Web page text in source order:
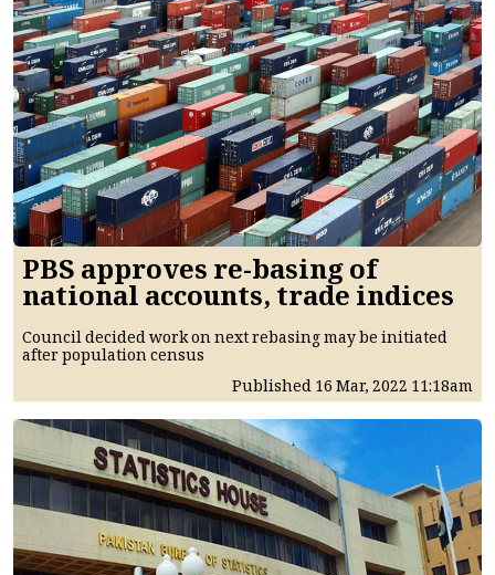
PBS approves re-basing of
national accounts, trade indices
Council decided work on next rebasing may be initiated
after population census
Published16 Mar, 2022 11:18am